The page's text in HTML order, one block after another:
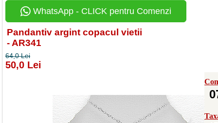
WhatsApp - CLICK pentru Comenzi
Pandantiv argint copacul vietii
- AR341
64,0 Lei
50,0 Lei